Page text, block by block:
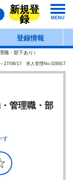
新規登
録
MENU
登録情報
職・部下あり）
27/06/17 求人管理No.026917
管理職・部
す